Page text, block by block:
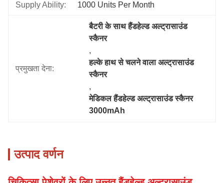
Supply Ability: 1000 Units Per Month
प्रमुखता देना:
बैटरी के साथ हैंडहेल्ड अल्ट्रासाउंड
स्कैनर
,
हल्के हाथ से चलने वाला अल्ट्रासाउंड
स्कैनर
,
मेडिकल हैंडहेल्ड अल्ट्रासाउंड स्कैनर
3000mAh
उत्पाद वर्णन